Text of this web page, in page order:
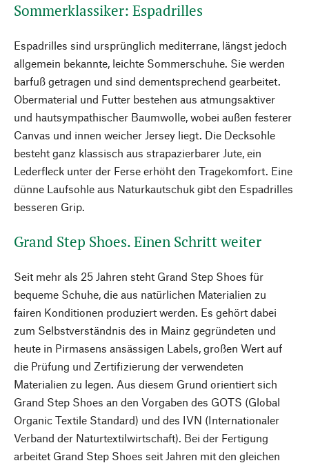
Sommerklassiker: Espadrilles
Espadrilles sind ursprünglich mediterrane, längst jedoch
allgemein bekannte, leichte Sommerschuhe. Sie werden
barfuß getragen und sind dementsprechend gearbeitet.
Obermaterial und Futter bestehen aus atmungsaktiver
und hautsympathischer Baumwolle, wobei außen festerer
Canvas und innen weicher Jersey liegt. Die Decksohle
besteht ganz klassisch aus strapazierbarer Jute, ein
Lederfleck unter der Ferse erhöht den Tragekomfort. Eine
dünne Laufsohle aus Naturkautschuk gibt den Espadrilles
besseren Grip.
Grand Step Shoes. Einen Schritt weiter
Seit mehr als 25 Jahren steht Grand Step Shoes für
bequeme Schuhe, die aus natürlichen Materialien zu
fairen Konditionen produziert werden. Es gehört dabei
zum Selbstverständnis des in Mainz gegründeten und
heute in Pirmasens ansässigen Labels, großen Wert auf
die Prüfung und Zertifizierung der verwendeten
Materialien zu legen. Aus diesem Grund orientiert sich
Grand Step Shoes an den Vorgaben des GOTS (Global
Organic Textile Standard) und des IVN (Internationaler
Verband der Naturtextilwirtschaft). Bei der Fertigung
arbeitet Grand Step Shoes seit Jahren mit den gleichen